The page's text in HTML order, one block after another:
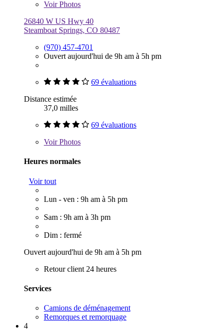
VoirPhotos
26840 W US Hwy 40
Steamboat Springs, CO 80487
(970) 457-4701
Ouvert aujourd'hui de 9h am à 5h pm
69 évaluations
Distance estimée
37,0 milles
69 évaluations
VoirPhotos
Heures normales
Voir tout
Lun - ven : 9h am à 5h pm
Sam : 9h am à 3h pm
Dim : fermé
Ouvert aujourd'hui de 9h am à 5h pm
Retour client 24 heures
Services
Camions de déménagement
Remorques et remorquage
4